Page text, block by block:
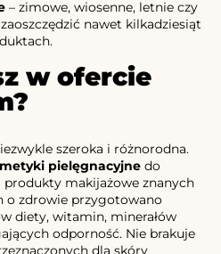
– zimowe, wiosenne, letnie czy
nawet kilkadziesiąt
w ofercie
szeroka i różnorodna.
pielęgnacyjne do
produkty makijażowe znanych
o zdrowie przygotowano
diety, witamin, minerałów
odporność. Nie brakuje